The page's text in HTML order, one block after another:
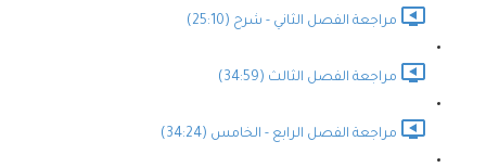
مراجعة الفصل الثاني - شرح (25:10)
مراجعة الفصل الثالث (34:59)
مراجعة الفصل الرابع - الخامس (34:24)